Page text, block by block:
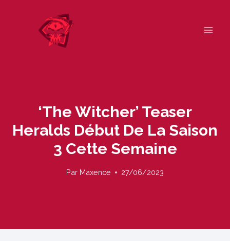
‘The Witcher’ Teaser
Heralds Début De La Saison
3 Cette Semaine
Par Maxence 27/06/2023